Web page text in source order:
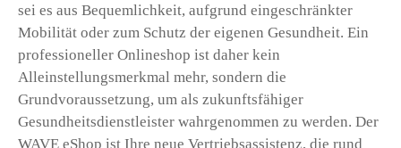
sei es aus Bequemlichkeit, aufgrund eingeschränkter
Mobilität oder zum Schutz der eigenen Gesundheit. Ein
professioneller Onlineshop ist daher kein
Alleinstellungsmerkmal mehr, sondern die
Grundvoraussetzung, um als zukunftsfähiger
Gesundheitsdienstleister wahrgenommen zu werden. Der
WAVE eShop ist Ihre neue Vertriebsassistenz, die rund